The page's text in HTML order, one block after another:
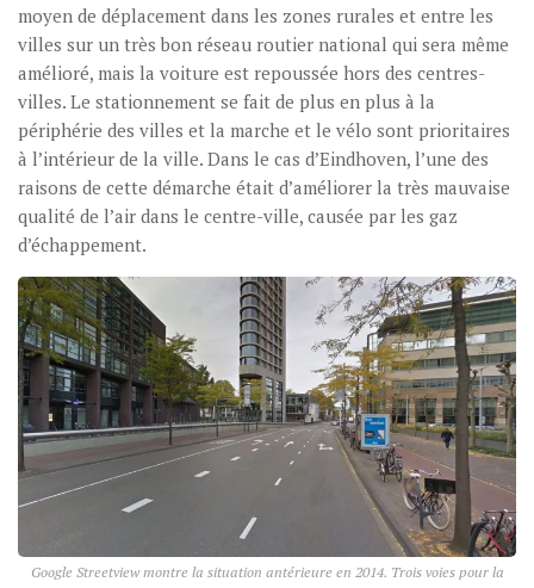
moyen de déplacement dans les zones rurales et entre les
villes sur un très bon réseau routier national qui sera même
amélioré, mais la voiture est repoussée hors des centres-
villes. Le stationnement se fait de plus en plus à la
périphérie des villes et la marche et le vélo sont prioritaires
à l’intérieur de la ville. Dans le cas d’Eindhoven, l’une des
raisons de cette démarche était d’améliorer la très mauvaise
qualité de l’air dans le centre-ville, causée par les gaz
d’échappement.
Google Streetview montre la situation antérieure en 2014. Trois voies pour la